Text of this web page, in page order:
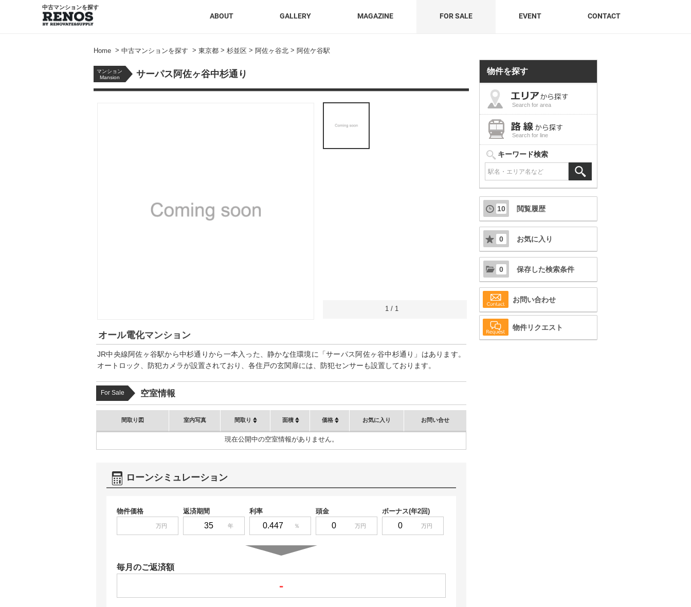
中古マンションを探す
ABOUT GALLERY MAGAZINE FOR SALE EVENT CONTACT
Home > 中古マンションを探す > 東京都 > 杉並区 > 阿佐ヶ谷北 > 阿佐ケ谷駅
マンション
Mansion
サーパス阿佐ヶ谷中杉通り
1/ 1
オール電化マンション
JR中央線阿佐ヶ谷駅から中杉通りから一本入った、静かな住環境に「サーパス阿佐ヶ谷中杉通り」はあります。
オートロック、防犯カメラが設置されており、各住戸の玄関扉には、防犯センサーも設置しております。
For Sale 空室情報
間取り図 室内写真 間取り 面積 価格 お気に入り お問い合せ
現在公開中の空室情報がありません。
ローンシミュレーション
物件価格
万円
返済期間
年
利率
％
頭金
万円
ボーナス(年2回)
万円
毎月のご返済額
-
物件を探す
Search for area
Search for line
キーワード検索
10 閲覧履歴
0 お気に入り
0 保存した検索条件
お問い合わせ
物件リクエスト